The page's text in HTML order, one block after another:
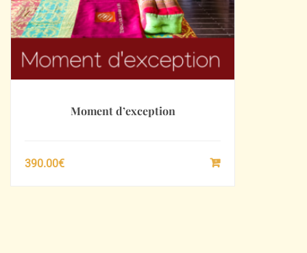
Moment d’exception
390.00€
SÉLECTIONNEZ